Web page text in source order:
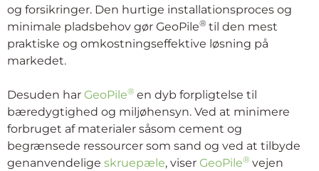
og forsikringer. Den hurtige installationsproces og
minimale pladsbehov gør GeoPile® til den mest
praktiske og omkostningseffektive løsning på
markedet.
Desuden har GeoPile® en dyb forpligtelse til
bæredygtighed og miljøhensyn. Ved at minimere
forbruget af materialer såsom cement og
begrænsede ressourcer som sand og ved at tilbyde
genanvendelige skruepæle, viser GeoPile® vejen